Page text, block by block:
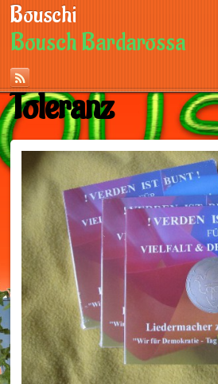
Bouschi
Bousch Bardarossa
Toleranz